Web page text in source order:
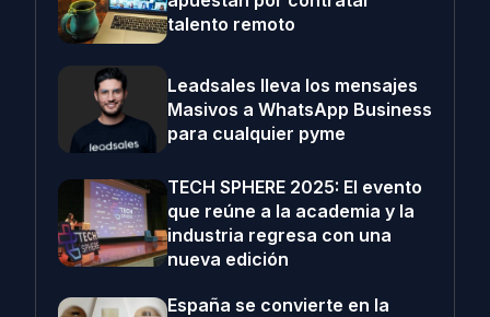
talento remoto
Leadsales lleva los mensajes
Masivos a WhatsApp Business
para cualquier pyme
TECH SPHERE 2025: El evento
que reúne a la academia y la
industria regresa con una
nueva edición
España se convierte en la